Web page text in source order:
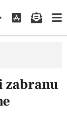
zabranu